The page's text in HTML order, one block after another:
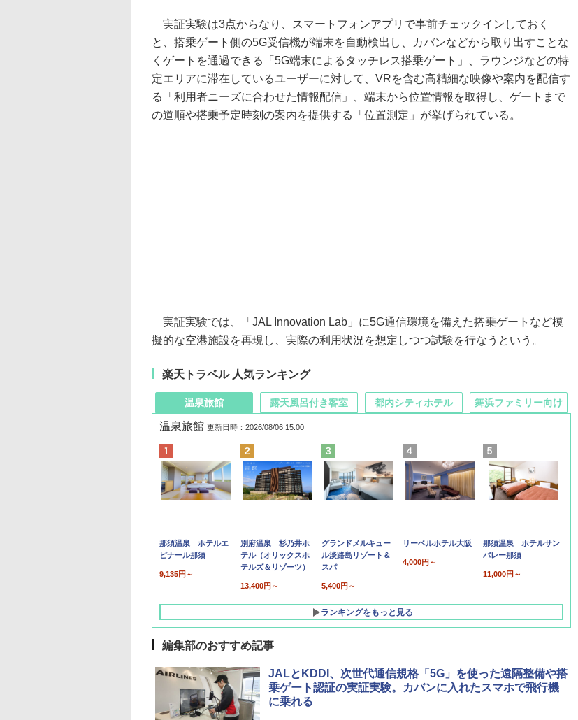
実証実験は3点からなり、スマートフォンアプリで事前チェックインしておく
と、搭乗ゲート側の5G受信機が端末を自動検出し、カバンなどから取り出すことな
くゲートを通過できる「5G端末によるタッチレス搭乗ゲート」、ラウンジなどの特
定エリアに滞在しているユーザーに対して、VRを含む高精細な映像や案内を配信す
る「利用者ニーズに合わせた情報配信」、端末から位置情報を取得し、ゲートまで
の道順や搭乗予定時刻の案内を提供する「位置測定」が挙げられている。
実証実験では、「JAL Innovation Lab」に5G通信環境を備えた搭乗ゲートなど模
擬的な空港施設を再現し、実際の利用状況を想定しつつ試験を行なうという。
楽天トラベル 人気ランキング
温泉旅館
温泉旅館 更新日時：2026/08/06 15:00
那須温泉 ホテルエ
ピナール那須
9,135円～
別府温泉 杉乃井ホ
テル（オリックスホ
テルズ＆リゾーツ）
13,400円～
グランドメルキュー
ル淡路島リゾート＆
スパ
5,400円～
リーベルホテル大阪
4,000円～
那須温泉 ホテルサン
バレー那須
11,000円～
ランキングをもっと見る
露天風呂付き客室 都内シティホテル 舞浜ファミリー向け
編集部のおすすめ記事
JALとKDDI、次世代通信規格「5G」を使った遠隔整備や搭
乗ゲート認証の実証実験。カバンに入れたスマホで飛行機
に乗れる